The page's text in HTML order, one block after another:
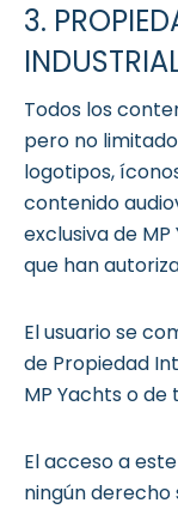
3.
Todos los
pero no
logotipos,
contenido
exclusiva de
que han
El usuario se
de Propiedad
MP Yachts o de
El acceso a
ningún